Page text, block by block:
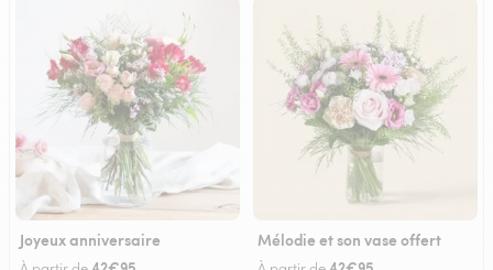
Joyeux anniversaire Mélodie et son vase offert